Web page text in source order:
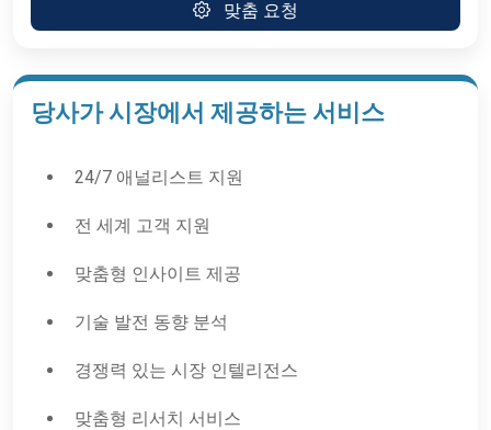
맞춤 요청
당사가 시장에서 제공하는 서비스
24/7 애널리스트 지원
전 세계 고객 지원
맞춤형 인사이트 제공
기술 발전 동향 분석
경쟁력 있는 시장 인텔리전스
맞춤형 리서치 서비스